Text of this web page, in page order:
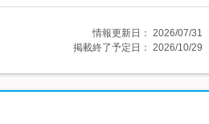
情報更新日： 2026/07/31
掲載終了予定日： 2026/10/29